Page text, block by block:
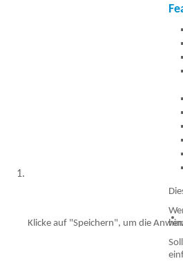
Klicke auf "Speichern", um die